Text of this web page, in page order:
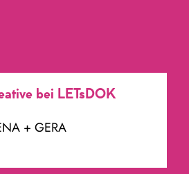
bei LETsDOK
+ GERA